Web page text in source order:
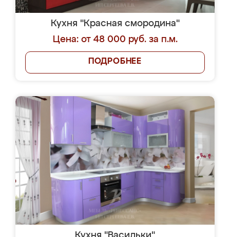
Кухня "Красная смородина"
Цена: от 48 000 руб. за п.м.
ПОДРОБНЕЕ